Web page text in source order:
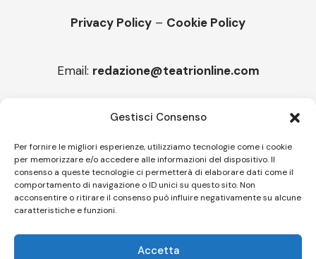
Gestisci Consenso
Per fornire le migliori esperienze, utilizziamo tecnologie come i cookie
per memorizzare e/o accedere alle informazioni del dispositivo. Il
consenso a queste tecnologie ci permetterà di elaborare dati come il
comportamento di navigazione o ID unici su questo sito. Non
acconsentire o ritirare il consenso può influire negativamente su alcune
caratteristiche e funzioni.
Accetta
Privacy Policy – Cookie Policy
Email: redazione@teatrionline.com
“Color fest” torna in Calabria